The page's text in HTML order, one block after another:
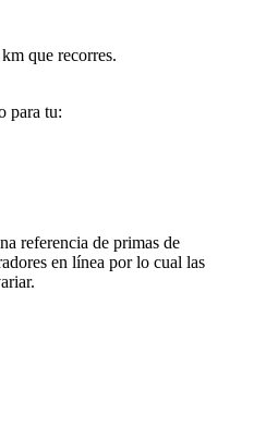
que recorres.
para tu:
referencia de primas de
en línea por lo cual las